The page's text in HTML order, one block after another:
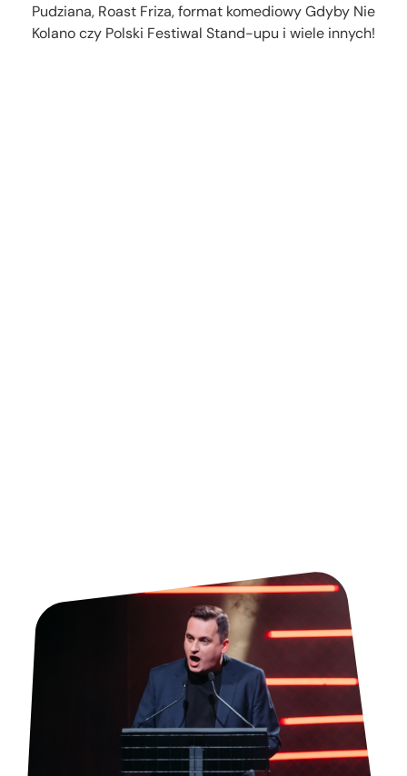
Pudziana, Roast Friza, format komediowy Gdyby Nie
Kolano czy Polski Festiwal Stand-upu i wiele innych!